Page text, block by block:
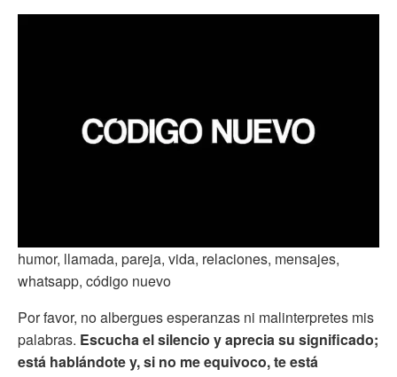
humor, llamada, pareja, vida, relaciones, mensajes,
whatsapp, código nuevo
Por favor, no albergues esperanzas ni malinterpretes mis
palabras. Escucha el silencio y aprecia su significado;
está hablándote y, si no me equivoco, te está